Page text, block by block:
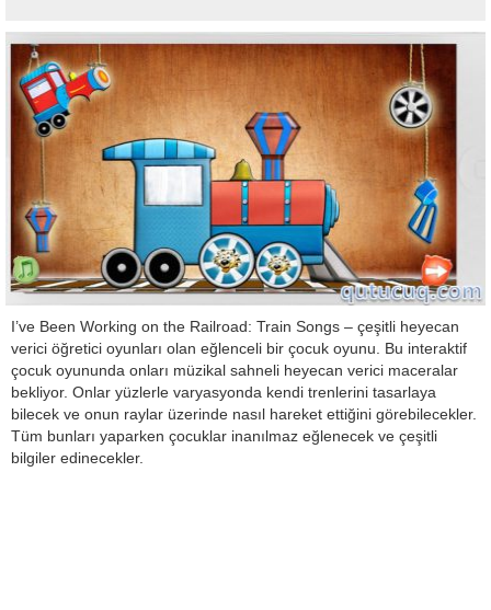
I’ve Been Working on the Railroad: Train Songs – çeşitli heyecan
verici öğretici oyunları olan eğlenceli bir çocuk oyunu. Bu interaktif
çocuk oyununda onları müzikal sahneli heyecan verici maceralar
bekliyor. Onlar yüzlerle varyasyonda kendi trenlerini tasarlaya
bilecek ve onun raylar üzerinde nasıl hareket ettiğini görebilecekler.
Tüm bunları yaparken çocuklar inanılmaz eğlenecek ve çeşitli
bilgiler edinecekler.